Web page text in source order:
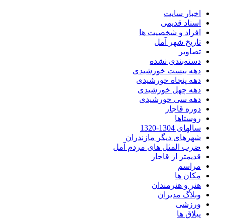
اخبار سایت
اسناد قدیمی
افراد و شخصیت ها
تاریخ شهر آمل
تصاویر
دسته‌بندی نشده
دهه بیست خورشیدی
دهه پنجاه خورشیدی
دهه چهل خورشیدی
دهه سی خورشیدی
دوره قاجار
روستاها
سالهای 1304-1320
شهرهای دیگر مازندران
ضرب المثل های مردم آمل
قدیمتر از قاجار
مراسم
مکان ها
هنر و هنرمندان
وبلاگ مدیران
ورزشی
ییلاق ها